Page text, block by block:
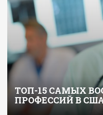
ТОП-15 САМЫХ
ПРОФЕССИЙ В